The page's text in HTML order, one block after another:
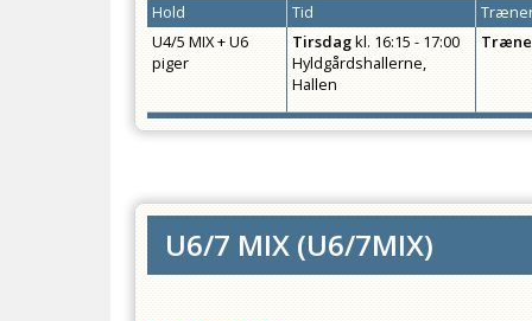
Hold Tid
U4/5 MIX + U6
piger
Tirsdagkl. 16:15 - 17:00
Hyldgårdshallerne,
Hallen
U6/7 MIX (U6/7MIX)